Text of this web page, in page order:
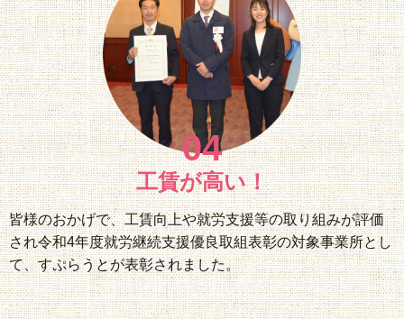
04
工賃が高い！
皆様のおかげで、工賃向上や就労支援等の取り組みが評価
され令和4年度就労継続支援優良取組表彰の対象事業所とし
て、すぷらうとが表彰されました。